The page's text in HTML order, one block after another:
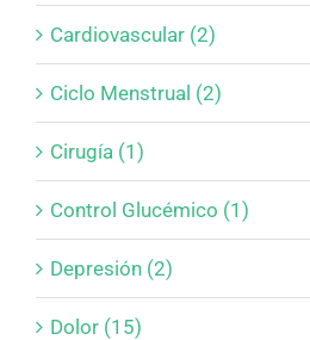
Cardiovascular (2)
Ciclo Menstrual (2)
Cirugía (1)
Control Glucémico (1)
Depresión (2)
Dolor (15)